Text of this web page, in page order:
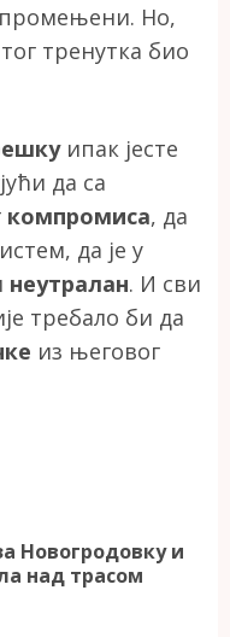
Но,
тренутка био
ипак јесте
да са
компромиса, да
да је у
неутралан. И сви
требало би да
из његовог
Новогродовку и
над трасом